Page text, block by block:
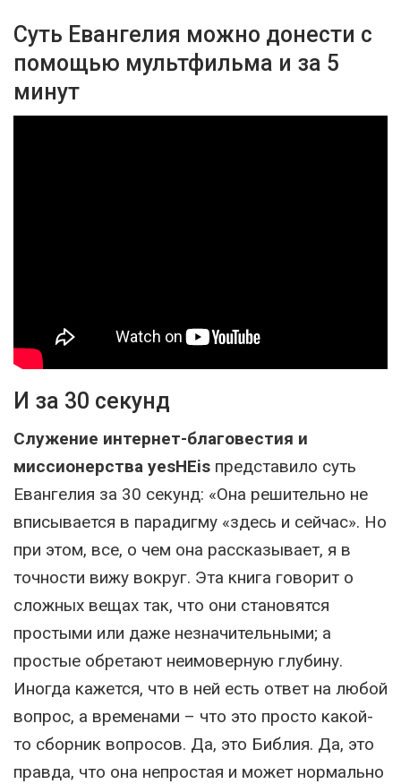
Суть Евангелия можно донести с
помощью мультфильма и за 5
минут
И за 30 секунд
Служение интернет-благовестия и
миссионерства yesHEis представило суть
Евангелия за 30 секунд: «Она решительно не
вписывается в парадигму «здесь и сейчас». Но
при этом, все, о чем она рассказывает, я в
точности вижу вокруг. Эта книга говорит о
сложных вещах так, что они становятся
простыми или даже незначительными; а
простые обретают неимоверную глубину.
Иногда кажется, что в ней есть ответ на любой
вопрос, а временами – что это просто какой-
то сборник вопросов. Да, это Библия. Да, это
правда, что она непростая и может нормально